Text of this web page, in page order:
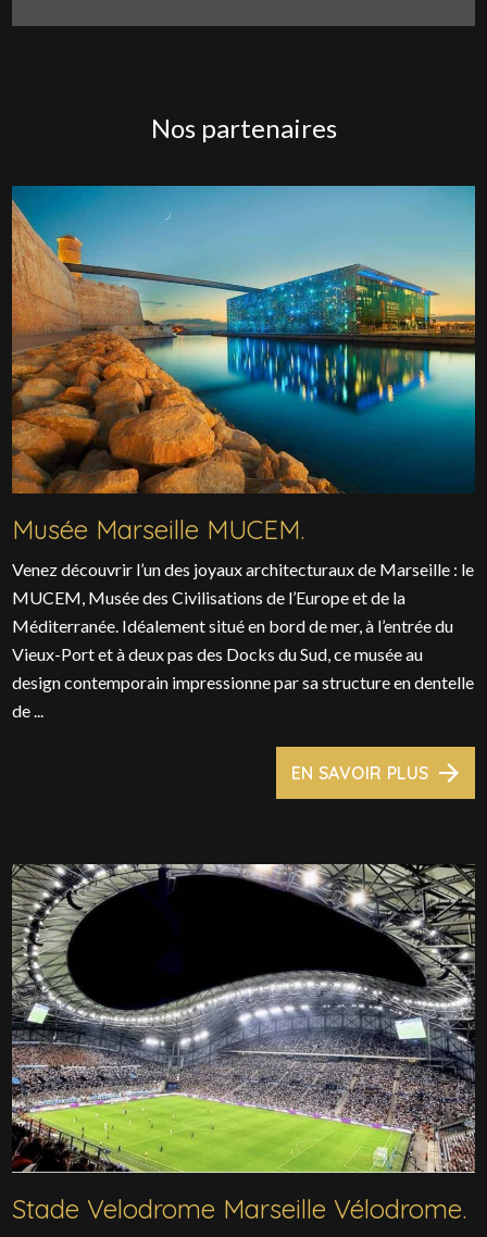
Nos partenaires
Musée Marseille MUCEM.
Venez découvrir l’un des joyaux architecturaux de Marseille : le
MUCEM, Musée des Civilisations de l’Europe et de la
Méditerranée. Idéalement situé en bord de mer, à l’entrée du
Vieux-Port et à deux pas des Docks du Sud, ce musée au
design contemporain impressionne par sa structure en dentelle
de ...
EN SAVOIR PLUS
Stade Velodrome Marseille Vélodrome.